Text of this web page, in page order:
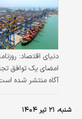
دنیای اقتصاد:
امضای یک توافق
شنبه، ۲۱ تیر ۱۴۰۴